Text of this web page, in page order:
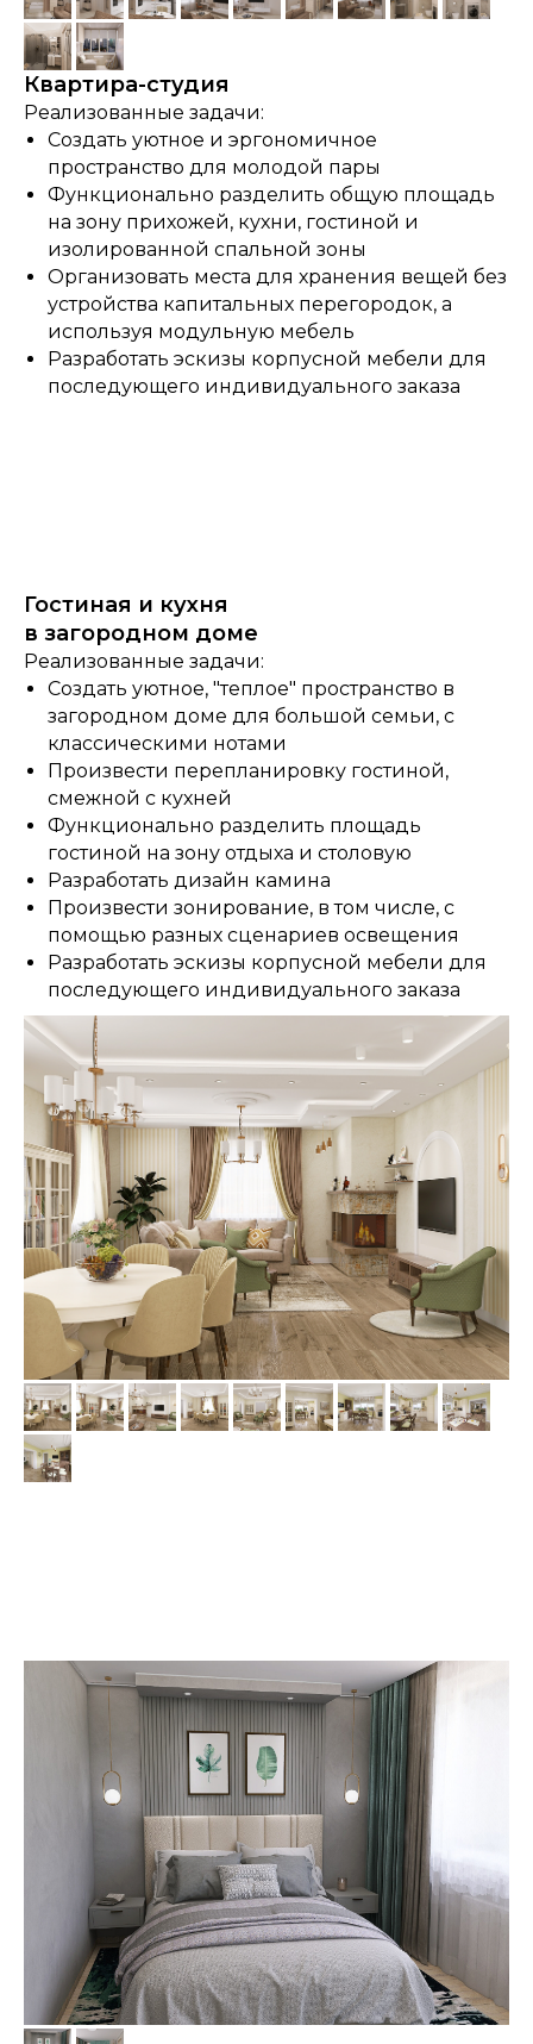
Квартира-студия
Реализованные задачи:
Создать уютное и эргономичное
пространство для молодой пары
Функционально разделить общую площадь
на зону прихожей, кухни, гостиной и
изолированной спальной зоны
Организовать места для хранения вещей без
устройства капитальных перегородок, а
используя модульную мебель
Разработать эскизы корпусной мебели для
последующего индивидуального заказа
Гостиная и кухня
в загородном доме
Реализованные задачи:
Создать уютное, "теплое" пространство в
загородном доме для большой семьи, с
классическими нотами
Произвести перепланировку гостиной,
смежной с кухней
Функционально разделить площадь
гостиной на зону отдыха и столовую
Разработать дизайн камина
Произвести зонирование, в том числе, с
помощью разных сценариев освещения
Разработать эскизы корпусной мебели для
последующего индивидуального заказа